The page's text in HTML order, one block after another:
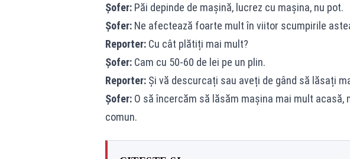
Șofer:Păi depinde de mașină, lucrez cu mașina, nu pot.
Șofer:Ne afectează foarte mult în viitor scumpirile
Reporter:Cu cât plătiți mai mult?
Șofer:Cam cu 50-60 de lei pe un plin.
Reporter:Și vă descurcați sau aveți de gând să lăsați
Șofer:O să încercăm să lăsăm mașina mai mult acasă,
comun.